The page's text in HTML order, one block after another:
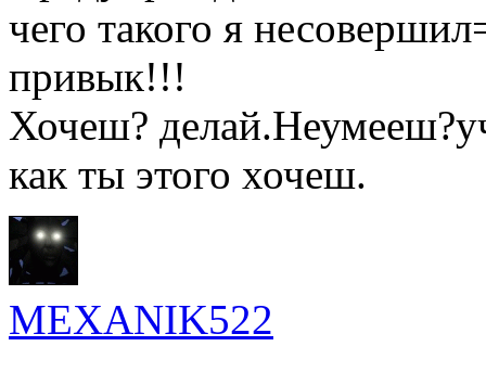
чего такого я
привык!!!
Хочеш?
как ты этого хочеш.
MEXANIK522